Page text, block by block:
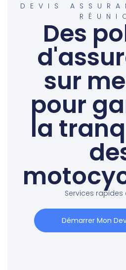
DEVIS
Des
sur
pour
la
Services rapides
Démarrer Mon